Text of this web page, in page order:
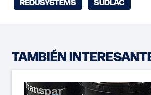
TAMBIÉN